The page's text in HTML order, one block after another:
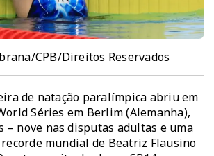
CPB/Direitos Reservados
de natação paralímpica abriu em
Séries em Berlim (Alemanha),
– nove nas disputas adultas e uma
mundial de Beatriz Flausino